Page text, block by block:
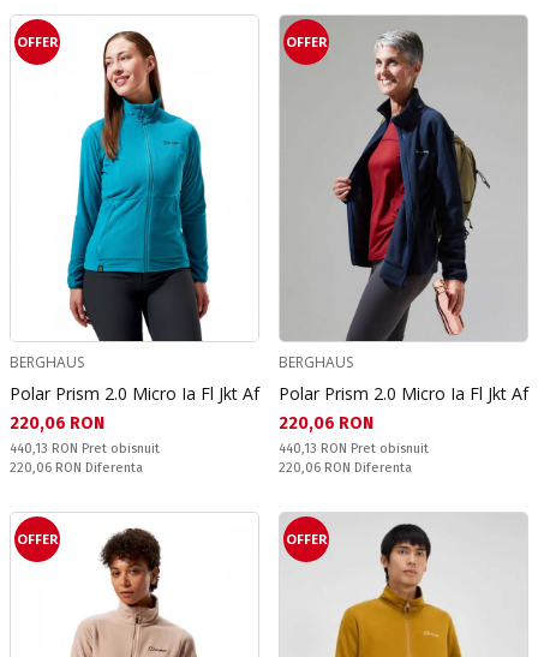
OFFER
BERGHAUS
Polar Prism 2.0 Micro Ia Fl Jkt Af
Текуща цена:
220,06 RON
Pret obisnuit:
440,13 RON Pret obisnuit
Спестявате:
220,06 RON Diferenta
OFFER
BERGHAUS
Polar Prism 2.0 Micro Ia Fl Jkt Af
Текуща цена:
220,06 RON
Pret obisnuit:
440,13 RON Pret obisnuit
Спестявате:
220,06 RON Diferenta
OFFER OFFER